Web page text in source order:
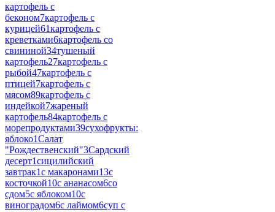
картофель с
беконом7картофель с
курицей61картофель с
креветками6картофель со
свининой34тушеный
картофель27картофель с
рыбой47картофель с
птицей7картофель с
мясом89картофель с
индейкой7жареный
картофель84картофель с
морепродуктами39сухофрукты:
яблоко1Салат
"Рождественский"3Сардский
десерт1сицилийский
завтрак1с макаронами13с
косточкой10с ананасом6со
сдом5с яблоком10с
виноградом6с лаймом6суп с